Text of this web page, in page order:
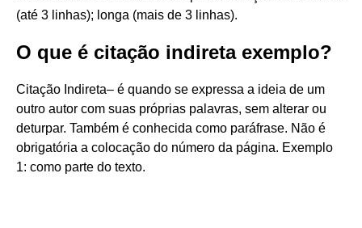
(até 3 linhas); longa (mais de 3 linhas).
O que é citação indireta exemplo?
Citação Indireta– é quando se expressa a ideia de um
outro autor com suas próprias palavras, sem alterar ou
deturpar. Também é conhecida como paráfrase. Não é
obrigatória a colocação do número da página. Exemplo
1: como parte do texto.